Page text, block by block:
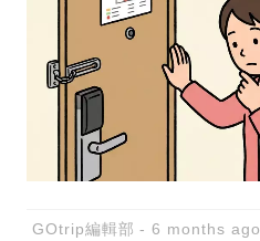
GOtrip編輯部 6 months ago